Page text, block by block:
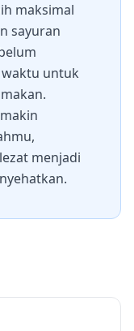
maksimal
sayuran
untuk
menjadi